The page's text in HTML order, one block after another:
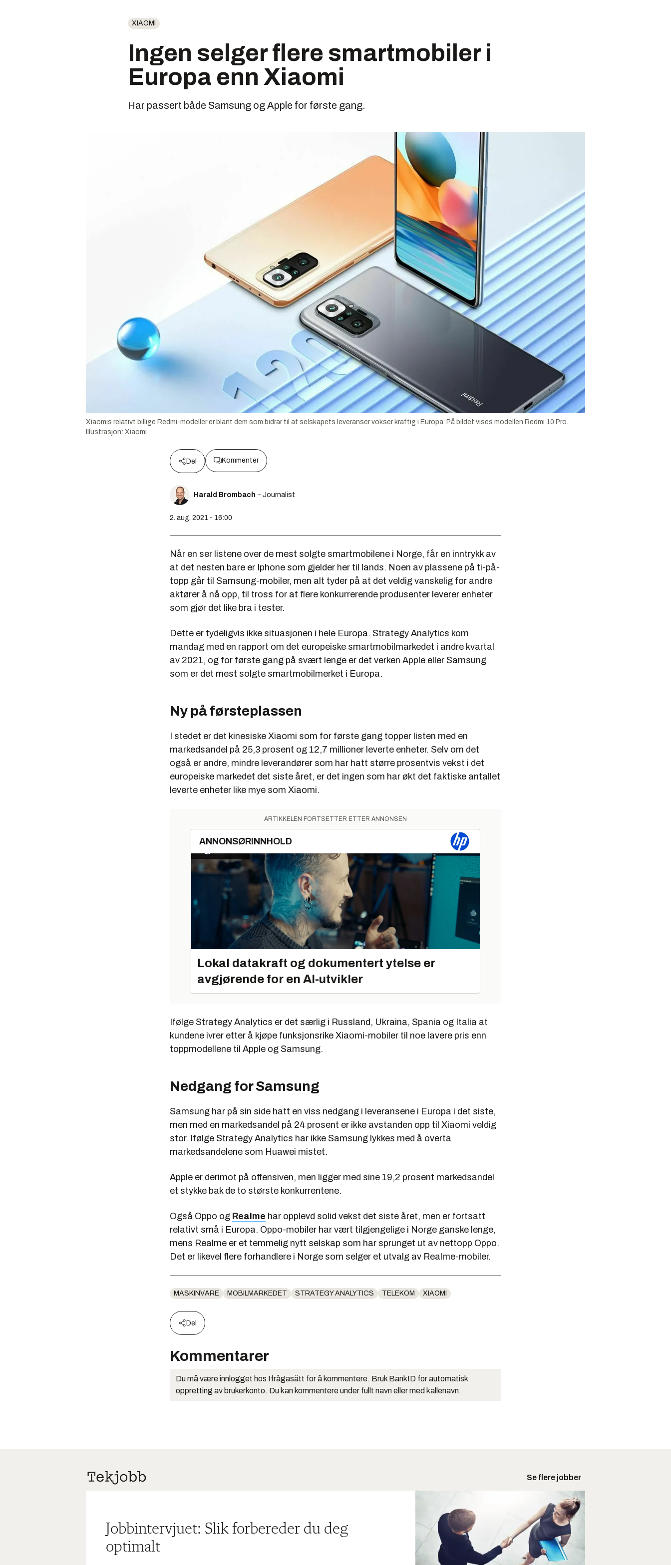
XIAOMI
Ingen selger flere smartmobiler i
Europa enn Xiaomi
Har passert både Samsung og Apple for første gang.
Xiaomis relativt billige Redmi-modeller er blant dem som bidrar til at selskapets leveranser vokser kraftig i Europa. På bildet vises modellen Redmi 10 Pro.
Illustrasjon: Xiaomi
Del Kommenter
Harald Brombach – Journalist
2. aug. 2021 - 16:00
Når en ser listene over de mest solgte smartmobilene i Norge, får en inntrykk av
at det nesten bare er Iphone som gjelder her til lands. Noen av plassene på ti-på-
topp går til Samsung-mobiler, men alt tyder på at det veldig vanskelig for andre
aktører å nå opp, til tross for at flere konkurrerende produsenter leverer enheter
som gjør det like bra i tester.
Dette er tydeligvis ikke situasjonen i hele Europa. Strategy Analytics kom
mandag med en rapport om det europeiske smartmobilmarkedet i andre kvartal
av 2021, og for første gang på svært lenge er det verken Apple eller Samsung
som er det mest solgte smartmobilmerket i Europa.
Ny på førsteplassen
I stedet er det kinesiske Xiaomi som for første gang topper listen med en
markedsandel på 25,3 prosent og 12,7 millioner leverte enheter. Selv om det
også er andre, mindre leverandører som har hatt større prosentvis vekst i det
europeiske markedet det siste året, er det ingen som har økt det faktiske antallet
leverte enheter like mye som Xiaomi.
ARTIKKELEN FORTSETTER ETTER ANNONSEN
ANNONSØRINNHOLD
Lokal datakraft og dokumentert ytelse er
avgjørende for en AI-utvikler
Ifølge Strategy Analytics er det særlig i Russland, Ukraina, Spania og Italia at
kundene ivrer etter å kjøpe funksjonsrike Xiaomi-mobiler til noe lavere pris enn
toppmodellene til Apple og Samsung.
Nedgang for Samsung
Samsung har på sin side hatt en viss nedgang i leveransene i Europa i det siste,
men med en markedsandel på 24 prosent er ikke avstanden opp til Xiaomi veldig
stor. Ifølge Strategy Analytics har ikke Samsung lykkes med å overta
markedsandelene som Huawei mistet.
Apple er derimot på offensiven, men ligger med sine 19,2 prosent markedsandel
et stykke bak de to største konkurrentene.
Også Oppo og Realme har opplevd solid vekst det siste året, men er fortsatt
relativt små i Europa. Oppo-mobiler har vært tilgjengelige i Norge ganske lenge,
mens Realme er et temmelig nytt selskap som har sprunget ut av nettopp Oppo.
Det er likevel flere forhandlere i Norge som selger et utvalg av Realme-mobiler.
MASKINVARE MOBILMARKEDET STRATEGY ANALYTICS TELEKOM XIAOMI
Del
Kommentarer
Du må være innlogget hos Ifrågasätt for å kommentere. Bruk BankID for automatisk
oppretting av brukerkonto. Du kan kommentere under fullt navn eller med kallenavn.
Se flere jobber
Jobbintervjuet: Slik forbereder du deg
optimalt